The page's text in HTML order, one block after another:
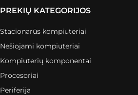
PREKIŲ KATEGORIJOS
Stacionarūs kompiuteriai
Nešiojami kompiuteriai
Kompiuterių komponentai
Procesoriai
Periferija